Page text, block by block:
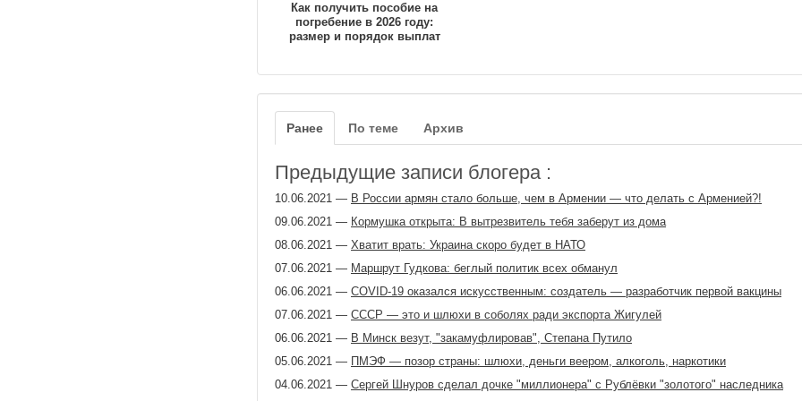
Как получить пособие на
погребение в 2026 году:
размер и порядок выплат
Ранее По теме Архив
Предыдущие записи блогера :
10.06.2021 — В России армян стало больше, чем в Армении — что делать с Арменией?!
09.06.2021 — Кормушка открыта: В вытрезвитель тебя заберут из дома
08.06.2021 — Хватит врать: Украина скоро будет в НАТО
07.06.2021 — Маршрут Гудкова: беглый политик всех обманул
06.06.2021 — COVID-19 оказался искусственным: создатель — разработчик первой вакцины
07.06.2021 — СССР — это и шлюхи в соболях ради экспорта Жигулей
06.06.2021 — В Минск везут, "закамуфлировав", Степана Путило
05.06.2021 — ПМЭФ — позор страны: шлюхи, деньги веером, алкоголь, наркотики
04.06.2021 — Сергей Шнуров сделал дочке "миллионера" с Рублёвки "золотого" наследника